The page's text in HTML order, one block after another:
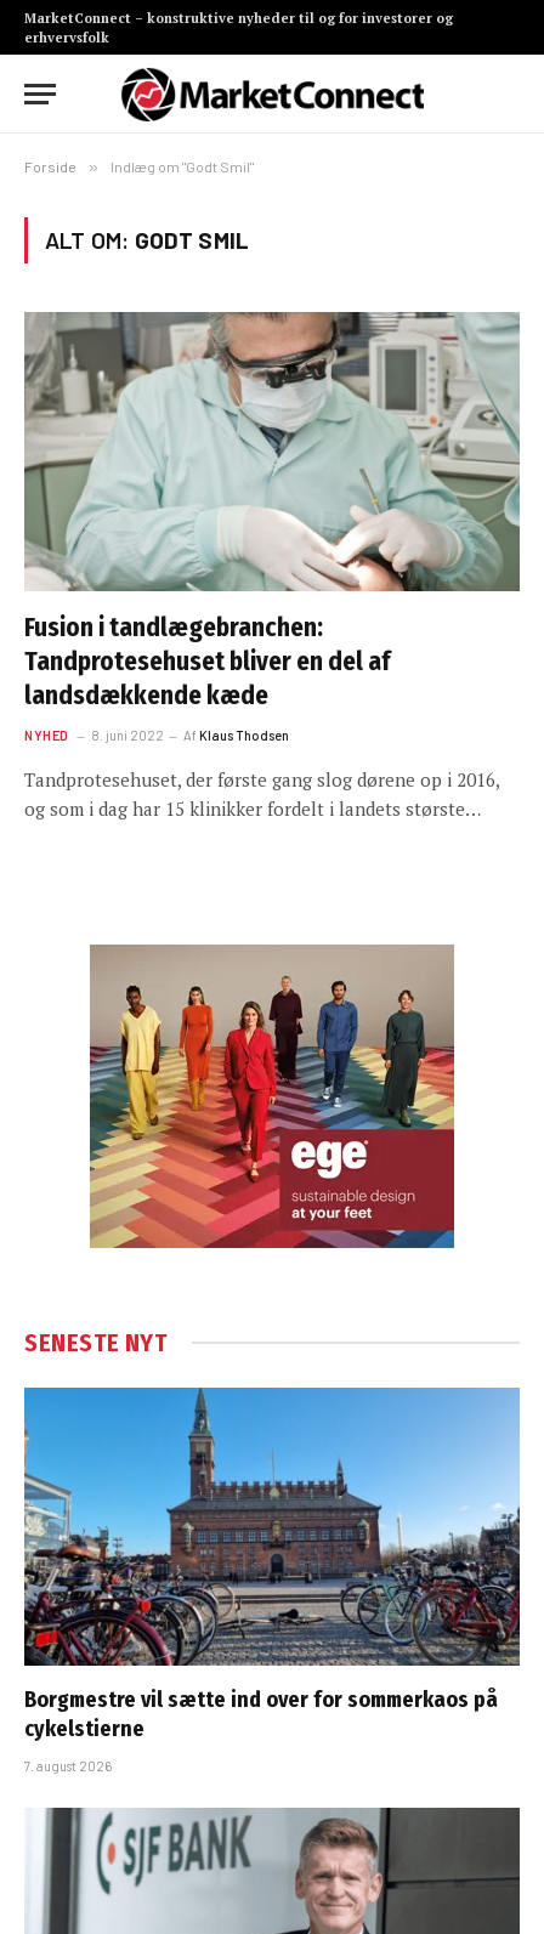
MarketConnect – konstruktive nyheder til og for investorer og
erhvervsfolk
Forside » Indlæg om "Godt Smil"
ALT OM: GODT SMIL
Fusion i tandlægebranchen:
Tandprotesehuset bliver en del af
landsdækkende kæde
NYHED 8. juni 2022 AfKlaus Thodsen
Tandprotesehuset, der første gang slog dørene op i 2016,
og som i dag har 15 klinikker fordelt i landets største…
SENESTE NYT
Borgmestre vil sætte ind over for sommerkaos på
cykelstierne
7. august 2026